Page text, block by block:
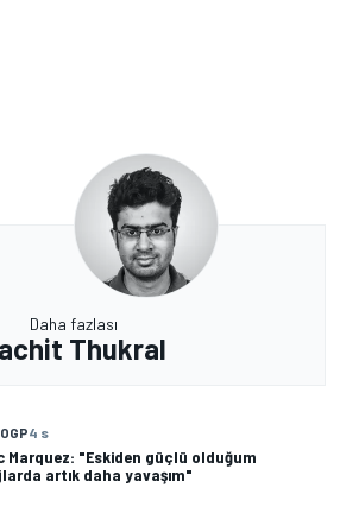
Daha fazlası
Thukral
4 s
Marquez: "Eskiden güçlü olduğum
artık daha yavaşım"